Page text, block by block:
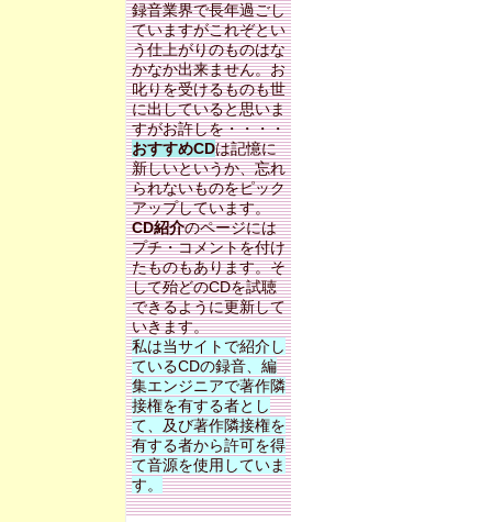
録音業界で長年過ごし
ていますがこれぞとい
う仕上がりのものはな
かなか出来ません。お
叱りを受けるものも世
に出していると思いま
すがお許しを・・・・
おすすめCDは記憶に
新しいというか、忘れ
られないものをピック
アップしています。
CD紹介のページには
プチ・コメントを付け
たものもあります。そ
して殆どのCDを試聴
できるように更新して
いきます。
私は当サイトで紹介し
ているCDの録音、編
集エンジニアで著作隣
接権を有する者とし
て、及び著作隣接権を
有する者から許可を得
て音源を使用していま
す。